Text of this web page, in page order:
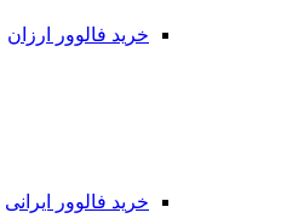
خرید فالوور ارزان
خرید فالوور ایرانی